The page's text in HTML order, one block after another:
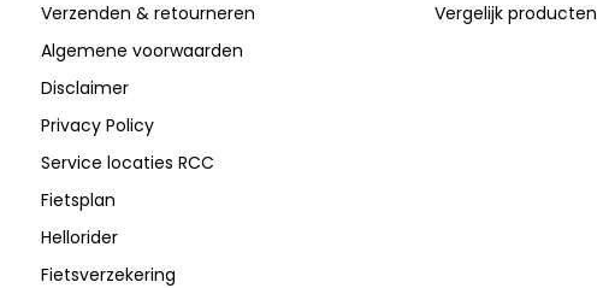
Verzenden & retourneren
Algemene voorwaarden
Disclaimer
Privacy Policy
Service locaties RCC
Fietsplan
Hellorider
Fietsverzekering
Vergelijk producten